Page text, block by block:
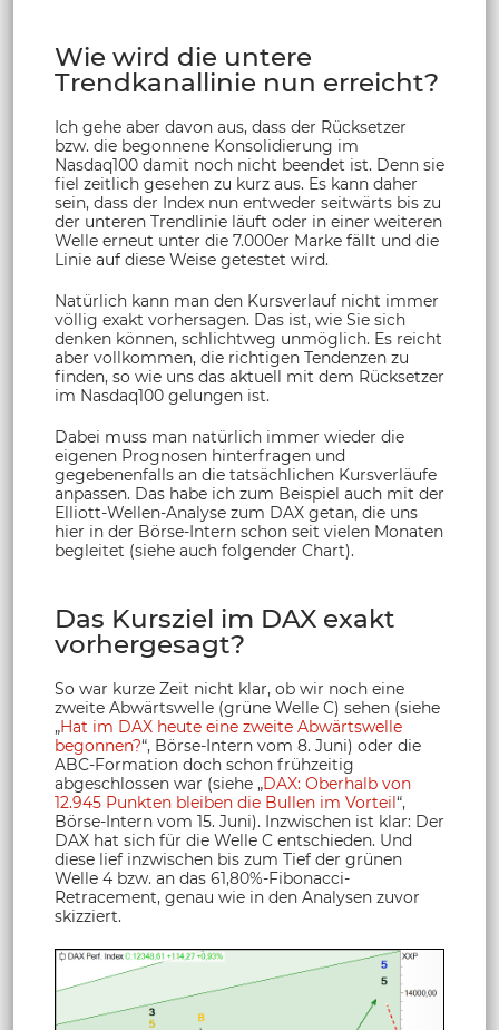
Wie wird die untere
Trendkanallinie nun erreicht?
Ich gehe aber davon aus, dass der Rücksetzer
bzw. die begonnene Konsolidierung im
Nasdaq100 damit noch nicht beendet ist. Denn sie
fiel zeitlich gesehen zu kurz aus. Es kann daher
sein, dass der Index nun entweder seitwärts bis zu
der unteren Trendlinie läuft oder in einer weiteren
Welle erneut unter die 7.000er Marke fällt und die
Linie auf diese Weise getestet wird.
Natürlich kann man den Kursverlauf nicht immer
völlig exakt vorhersagen. Das ist, wie Sie sich
denken können, schlichtweg unmöglich. Es reicht
aber vollkommen, die richtigen Tendenzen zu
finden, so wie uns das aktuell mit dem Rücksetzer
im Nasdaq100 gelungen ist.
Dabei muss man natürlich immer wieder die
eigenen Prognosen hinterfragen und
gegebenenfalls an die tatsächlichen Kursverläufe
anpassen. Das habe ich zum Beispiel auch mit der
Elliott-Wellen-Analyse zum DAX getan, die uns
hier in der Börse-Intern schon seit vielen Monaten
begleitet (siehe auch folgender Chart).
Das Kursziel im DAX exakt
vorhergesagt?
So war kurze Zeit nicht klar, ob wir noch eine
zweite Abwärtswelle (grüne Welle C) sehen (siehe
„Hat im DAX heute eine zweite Abwärtswelle
begonnen?“, Börse-Intern vom 8. Juni) oder die
ABC-Formation doch schon frühzeitig
abgeschlossen war (siehe „DAX: Oberhalb von
12.945 Punkten bleiben die Bullen im Vorteil“,
Börse-Intern vom 15. Juni). Inzwischen ist klar: Der
DAX hat sich für die Welle C entschieden. Und
diese lief inzwischen bis zum Tief der grünen
Welle 4 bzw. an das 61,80%-Fibonacci-
Retracement, genau wie in den Analysen zuvor
skizziert.